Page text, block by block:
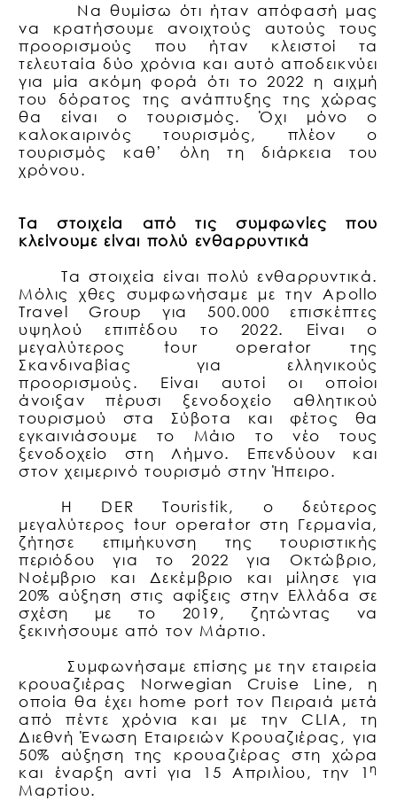
Να θυμίσω ότι ήταν απόφασή μας
να κρατήσουμε ανοιχτούς αυτούς τους
προορισμούς που ήταν κλειστοί τα
τελευταία δύο χρόνια και αυτό αποδεικνύει
για μία ακόμη φορά ότι το 2022 η αιχμή
του δόρατος της ανάπτυξης της χώρας
θα είναι ο τουρισμός. Όχι μόνο ο
καλοκαιρινός τουρισμός, πλέον ο
τουρισμός καθ’ όλη τη διάρκεια του
χρόνου.
Τα στοιχεία από τις συμφωνίες που
κλείνουμε είναι πολύ ενθαρρυντικά
Τα στοιχεία είναι πολύ ενθαρρυντικά.
Μόλις χθες συμφωνήσαμε με την Apollo
Travel Groupγια 500.000 επισκέπτες
υψηλού επιπέδου το 2022. Είναι ο
μεγαλύτερος tour operatorτης
Σκανδιναβίας για ελληνικούς
προορισμούς. Είναι αυτοί οι οποίοι
άνοιξαν πέρυσι ξενοδοχείο αθλητικού
τουρισμού στα Σύβοτα και φέτος θα
εγκαινιάσουμε το Μάιο το νέο τους
ξενοδοχείο στη Λήμνο. Επενδύουν και
στον χειμερινό τουρισμό στην Ήπειρο.
Η DER Touristik, ο δεύτερος
μεγαλύτερος tour operator στη Γερμανία,
ζήτησε επιμήκυνση της τουριστικής
περιόδου για το 2022 για Οκτώβριο,
Νοέμβριο και Δεκέμβριο και μίλησε για
20% αύξηση στις αφίξεις στην Ελλάδα σε
σχέση με το 2019, ζητώντας να
ξεκινήσουμε από τον Μάρτιο.
Συμφωνήσαμε επίσης με την εταιρεία
κρουαζιέρας Norwegian Cruise Line, η
οποία θα έχει home port τον Πειραιά μετά
από πέντε χρόνια και με την CLIA , τη
Διεθνή Ένωση Εταιρειών Κρουαζιέρας, για
50% αύξηση της κρουαζιέρας στη χώρα
και έναρξη αντί για 15 Απριλίου, την 1 η
Μαρτίου.